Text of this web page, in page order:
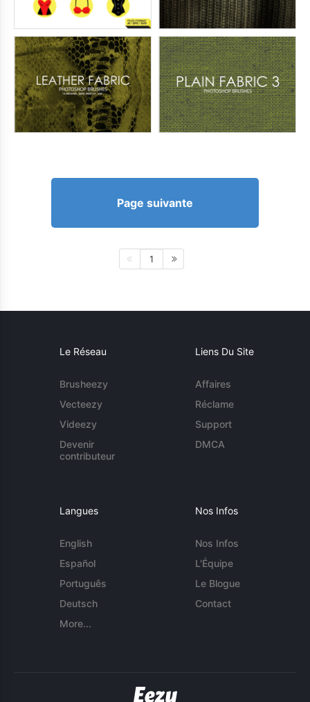
Page suivante
1
Le Réseau
Brusheezy
Vecteezy
Videezy
Devenir
contributeur
Liens Du Site
Affaires
Réclame
Support
DMCA
Langues
English
Español
Português
Deutsch
More...
Nos Infos
Nos Infos
L'Équipe
Le Blogue
Contact